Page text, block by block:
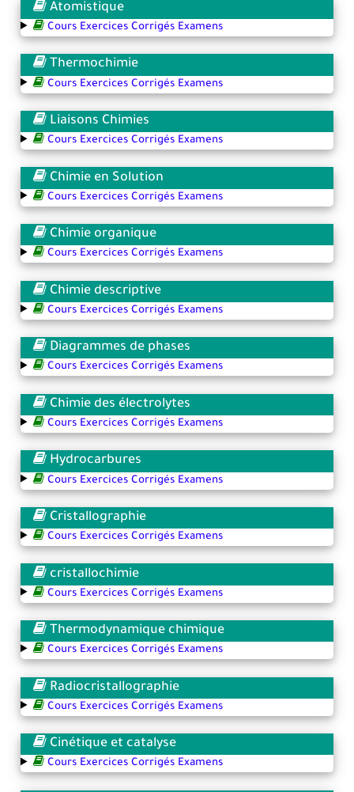
Atomistique
Cours Exercices Corrigés Examens
Thermochimie
Cours Exercices Corrigés Examens
Liaisons Chimies
Cours Exercices Corrigés Examens
Chimie en Solution
Cours Exercices Corrigés Examens
Chimie organique
Cours Exercices Corrigés Examens
Chimie descriptive
Cours Exercices Corrigés Examens
Diagrammes de phases
Cours Exercices Corrigés Examens
Chimie des électrolytes
Cours Exercices Corrigés Examens
Hydrocarbures
Cours Exercices Corrigés Examens
Cristallographie
Cours Exercices Corrigés Examens
cristallochimie
Cours Exercices Corrigés Examens
Thermodynamique chimique
Cours Exercices Corrigés Examens
Radiocristallographie
Cours Exercices Corrigés Examens
Cinétique et catalyse
Cours Exercices Corrigés Examens